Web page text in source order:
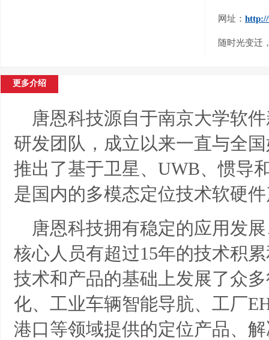
网址：
随时光变迁
更多介绍
唐恩科技源自于南京大学软
研发团队，成立以来一直与全
推出了基于卫星、UWB、惯导
是国内的多模态定位技术软硬
唐恩科技拥有稳定的应用发
核心人员有超过15年的技术积
技术和产品的基础上发展了众
化、工业车辆智能导肮、工厂
港口等领域提供的定位产品、